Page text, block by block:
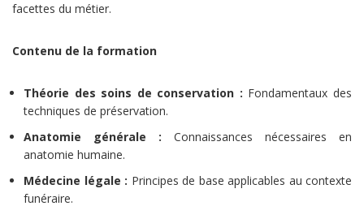
facettes du métier.
Contenu de la formation
Théorie des soins de conservation : Fondamentaux des
techniques de préservation.
Anatomie générale : Connaissances nécessaires en
anatomie humaine.
Médecine légale : Principes de base applicables au contexte
funéraire.